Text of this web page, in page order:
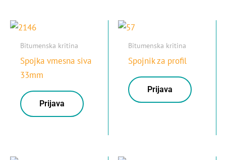
Bitumenska kritina
Spojka vmesna siva
33mm
Prijava
Bitumenska kritina
Spojnik za profil
Prijava